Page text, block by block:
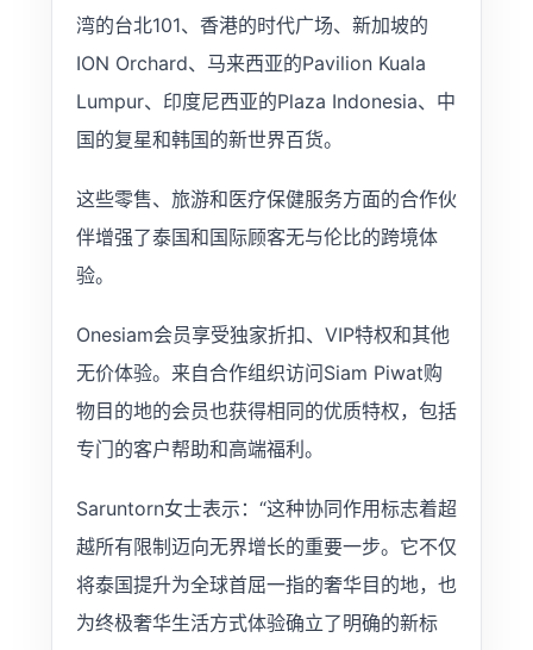
湾的台北101、香港的时代广场、新加坡的
ION Orchard、马来西亚的Pavilion Kuala
Lumpur、印度尼西亚的Plaza Indonesia、中
国的复星和韩国的新世界百货。
这些零售、旅游和医疗保健服务方面的合作伙
伴增强了泰国和国际顾客无与伦比的跨境体
验。
Onesiam会员享受独家折扣、VIP特权和其他
无价体验。来自合作组织访问Siam Piwat购
物目的地的会员也获得相同的优质特权，包括
专门的客户帮助和高端福利。
Saruntorn女士表示：“这种协同作用标志着超
越所有限制迈向无界增长的重要一步。它不仅
将泰国提升为全球首屈一指的奢华目的地，也
为终极奢华生活方式体验确立了明确的新标